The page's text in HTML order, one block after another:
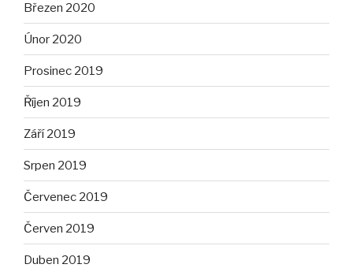
Březen 2020
Únor 2020
Prosinec 2019
Říjen 2019
Září 2019
Srpen 2019
Červenec 2019
Červen 2019
Duben 2019